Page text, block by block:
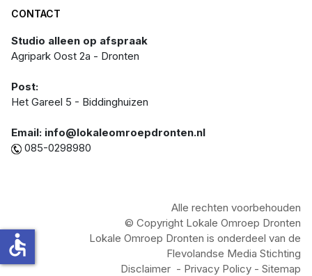
CONTACT
Studio alleen op afspraak
Agripark Oost 2a - Dronten
Post:
Het Gareel 5 - Biddinghuizen
Email: info@lokaleomroepdronten.nl
085-0298980
Alle rechten voorbehouden
© Copyright Lokale Omroep Dronten
Lokale Omroep Dronten is onderdeel van de
Flevolandse Media Stichting
Disclaimer - Privacy Policy - Sitemap
accessible